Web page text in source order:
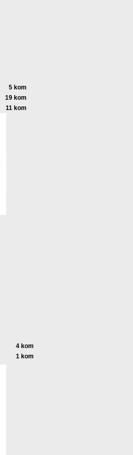
5 kom
19 kom
11 kom
4 kom
1 kom